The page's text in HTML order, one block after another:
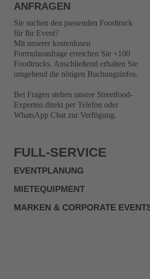
ANFRAGEN
Sie suchen den passenden Foodtruck
für Ihr Event?
Mit unserer kostenlosen
Formularanfrage erreichen Sie +100
Foodtrucks. Anschließend erhalten Sie
umgehend die nötigen Buchungsinfos.
Bei Fragen stehen unsere Streetfood-
Experten direkt per Telefon oder
WhatsApp Chat zur Verfügung.
FULL-SERVICE
EVENTPLANUNG
MIETEQUIPMENT
MARKEN & CORPORATE